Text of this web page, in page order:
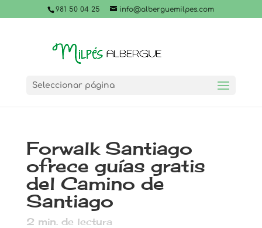
981 50 04 25 info@alberguemilpes.com
Seleccionar página
Forwalk Santiago
ofrece guías gratis
del Camino de
Santiago
2 min. de lectura